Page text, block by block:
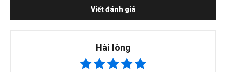
Viết đánh giá
Hài lòng